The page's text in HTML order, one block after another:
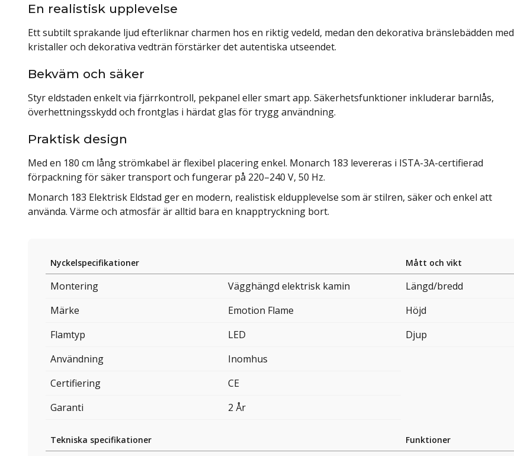
En realistisk upplevelse
Ett subtilt sprakande ljud efterliknar charmen hos en riktig vedeld, medan den dekorativa bränslebädden med
kristaller och dekorativa vedträn förstärker det autentiska utseendet.
Bekväm och säker
Styr eldstaden enkelt via fjärrkontroll, pekpanel eller smart app. Säkerhetsfunktioner inkluderar barnlås,
överhettningsskydd och frontglas i härdat glas för trygg användning.
Praktisk design
Med en 180 cm lång strömkabel är flexibel placering enkel. Monarch 183 levereras i ISTA-3A-certifierad
förpackning för säker transport och fungerar på 220–240 V, 50 Hz.
Monarch 183 Elektrisk Eldstad ger en modern, realistisk eldupplevelse som är stilren, säker och enkel att
använda. Värme och atmosfär är alltid bara en knapptryckning bort.
Nyckelspecifikationer
Montering
Vägghängd elektrisk kamin
Märke
Emotion Flame
Flamtyp
LED
Användning
Inomhus
Certifiering
CE
Garanti
2 År
Mått och vikt
Längd/bredd
Höjd
Djup
Tekniska specifikationer Funktioner